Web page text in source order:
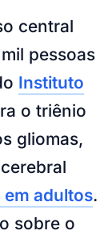
central
pessoas
Instituto
o triênio
gliomas,
em adultos.
sobre o